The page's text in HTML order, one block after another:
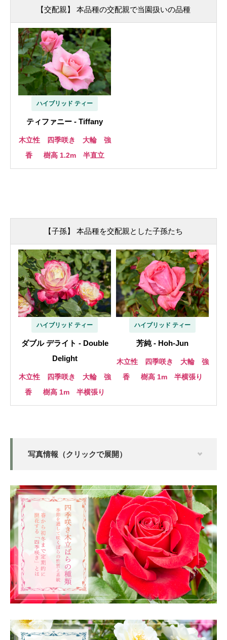
【交配親】 本品種の交配親で当園扱いの品種
ハイブリッド ティー
ティファニー - Tiffany
木立性 四季咲き 大輪 強
香
樹高 1.2m 半直立
【子孫】 本品種を交配親とした子孫たち
ハイブリッド ティー
ダブル デライト - Double
Delight
木立性 四季咲き 大輪 強
香
樹高 1m 半横張り
ハイブリッド ティー
芳純 - Hoh-Jun
木立性 四季咲き 大輪 強
香
樹高 1m 半横張り
写真情報（クリックで展開）